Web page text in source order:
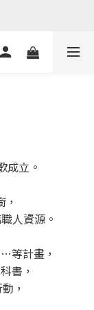
成立。
人資源。
等計畫，
書，
，